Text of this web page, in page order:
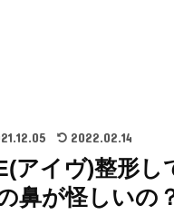
2022.02.14
アイヴ)整形し
鼻が怪しいの